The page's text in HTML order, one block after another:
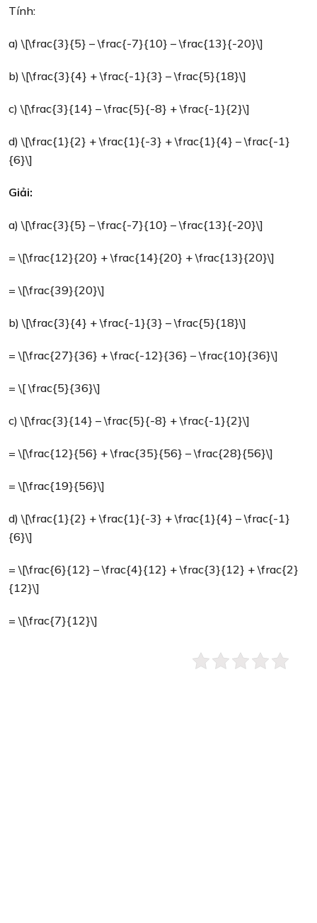
Tính:
a) \[\frac{3}{5} – \frac{-7}{10} – \frac{13}{-20}\]
b) \[\frac{3}{4} + \frac{-1}{3} – \frac{5}{18}\]
c) \[\frac{3}{14} – \frac{5}{-8} + \frac{-1}{2}\]
d) \[\frac{1}{2} + \frac{1}{-3} + \frac{1}{4} – \frac{-1}
{6}\]
Giải:
a) \[\frac{3}{5} – \frac{-7}{10} – \frac{13}{-20}\]
= \[\frac{12}{20} + \frac{14}{20} + \frac{13}{20}\]
= \[\frac{39}{20}\]
b) \[\frac{3}{4} + \frac{-1}{3} – \frac{5}{18}\]
= \[\frac{27}{36} + \frac{-12}{36} – \frac{10}{36}\]
= \[ \frac{5}{36}\]
c) \[\frac{3}{14} – \frac{5}{-8} + \frac{-1}{2}\]
= \[\frac{12}{56} + \frac{35}{56} – \frac{28}{56}\]
= \[\frac{19}{56}\]
d) \[\frac{1}{2} + \frac{1}{-3} + \frac{1}{4} – \frac{-1}
{6}\]
= \[\frac{6}{12} – \frac{4}{12} + \frac{3}{12} + \frac{2}
{12}\]
= \[\frac{7}{12}\]